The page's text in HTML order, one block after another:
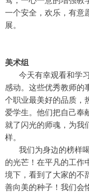
一个安全，欢乐，有意
展。
美术组
今天有幸观看和学习
感动。这些优秀教师的
个职业最美好的品质，
爱学生。他们把自己奉
就了闪光的师魂，为我
样。
我们为身边的榜样
的光芒！在平凡的工作
境下，看到了大家的不
善向美的种子！我们会